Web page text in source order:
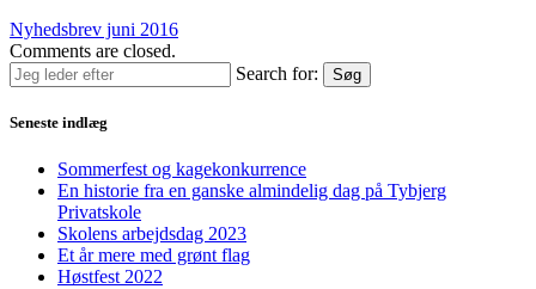
Nyhedsbrev juni 2016
Comments are closed.
Search for:
Søg
Seneste indlæg
Sommerfest og kagekonkurrence
En historie fra en ganske almindelig dag på Tybjerg
Privatskole
Skolens arbejdsdag 2023
Et år mere med grønt flag
Høstfest 2022